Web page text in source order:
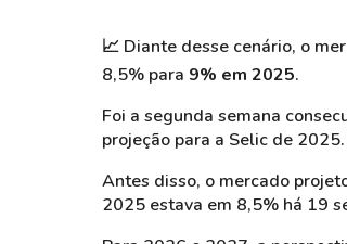
📈 Diante desse cenário, o
8,5% para 9% em 2025.
Foi a segunda semana
projeção para a Selic de 2025.
Antes disso, o mercado
2025 estava em 8,5% há 19